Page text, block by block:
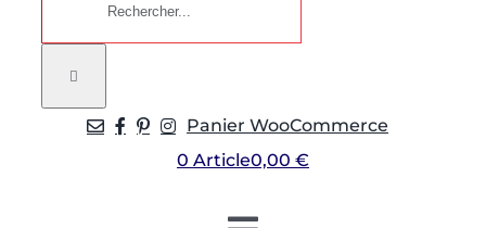
Panier WooCommerce
0 Article0,00 €